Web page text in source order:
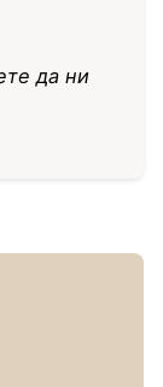
да ни